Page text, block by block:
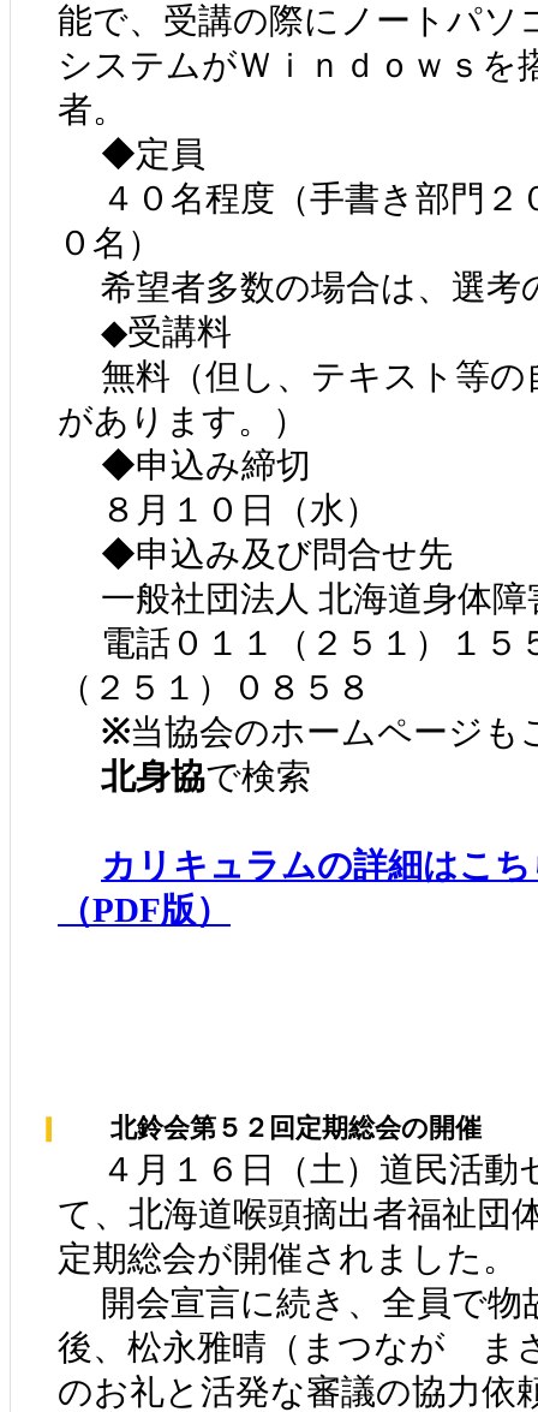
能で、受講の際にノートパソ
システムがＷｉｎｄｏｗｓを
者。
◆定員
４０名程度（手書き部門２
０名）
希望者多数の場合は、選考
◆受講料
無料（但し、テキスト等の
があります。）
◆申込み締切
８月１０日（水）
◆申込み及び問合せ先
一般社団法人 北海道身体障
電話０１１（２５１）１
（２５１）０８５８
※当協会のホームページも
北身協で検索
カリキュラムの詳細はこ
（PDF版）
北鈴会第５２回定期総会の開催
４月１６日（土）道民活動
て、北海道喉頭摘出者福祉団
定期総会が開催されました。
開会宣言に続き、全員で物
後、松永雅晴（まつなが ま
のお礼と活発な審議の協力依